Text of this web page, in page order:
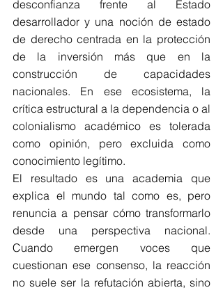
desconfianza frente al Estado
desarrollador y una noción de estado
de derecho centrada en la protección
de la inversión más que en la
construcción de capacidades
nacionales. En ese ecosistema, la
crítica estructural a la dependencia o al
colonialismo académico es tolerada
como opinión, pero excluida como
conocimiento legítimo.
El resultado es una academia que
explica el mundo tal como es, pero
renuncia a pensar cómo transformarlo
desde una perspectiva nacional.
Cuando emergen voces que
cuestionan ese consenso, la reacción
no suele ser la refutación abierta, sino